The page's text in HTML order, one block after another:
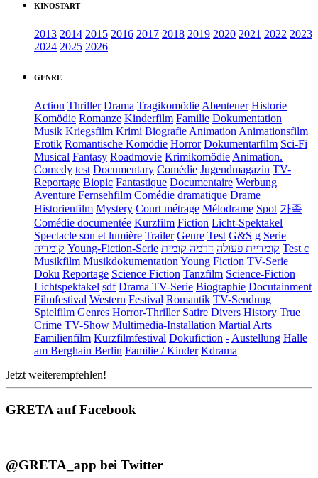
KINOSTART
2013 2014 2015 2016 2017 2018 2019 2020 2021 2022 2023
2024 2025 2026
GENRE
Action Thriller Drama TragikomödieAbenteuer Historie
Komödie Romanze Kinderfilm Familie Dokumentation
Musik Kriegsfilm Krimi BiografieAnimationAnimationsfilm
Erotik Romantische Komödie Horror Dokumentarfilm Sci-Fi
Musical Fantasy Roadmovie KrimikomödieAnimation.
Comedy test Documentary Comédie Jugendmagazin TV-
Reportage Biopic Fantastique Documentaire Werbung
Aventure Fernsehfilm Comédie dramatique Drame
Historienfilm Mystery Court métrage Mélodrame Spot 가족
Comédie documentée Kurzfilm Fiction Licht-Spektakel
Spectacle son et lumière Trailer Genre Test G&S g Serie
קומדיה Young-Fiction-Serie קומדיית פעולה דרמה קומית
Test c
Musikfilm MusikdokumentationYoung Fiction TV-Serie
Doku Reportage Science Fiction Tanzfilm Science-Fiction
Lichtspektakel sdf Drama TV-Serie Biographie Docutainment
Filmfestival Western Festival Romantik TV-Sendung
Spielfilm Genres Horror-Thriller Satire Divers History True
Crime TV-Show Multimedia-Installation Martial Arts
Familienfilm Kurzfilmfestival Dokufiction -Austellung Halle
am Berghain Berlin Familie / Kinder Kdrama
Jetzt weiterempfehlen!
GRETA auf Facebook
@GRETA_app bei Twitter